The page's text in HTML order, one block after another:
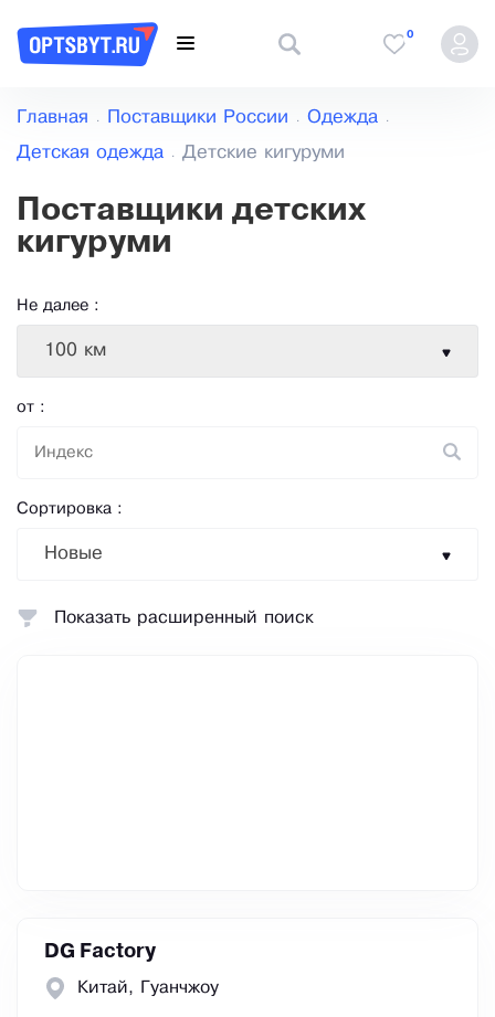
0
Главная Поставщики России Одежда
Детская одежда Детские кигуруми
Поставщики детских
кигуруми
Не далее :
100 км
от :
Сортировка :
Новые
DG Factory
Китай, Гуанчжоу
Показать расширенный поиск